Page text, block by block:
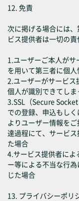
12. 免責
次に掲げる場合には
ビス提供者は一切の責
1.ユーザーご本人が
を用いて第三者に個
2.ユーザーがサービス
個人が識別できてし
3.SSL（Secure
での登録、申込もし
よりユーザー情報を
達過程にて、サービ
た場合
4.サービス提供者によ
ー等による不当な行
じた場合
13. プライバシーポリ